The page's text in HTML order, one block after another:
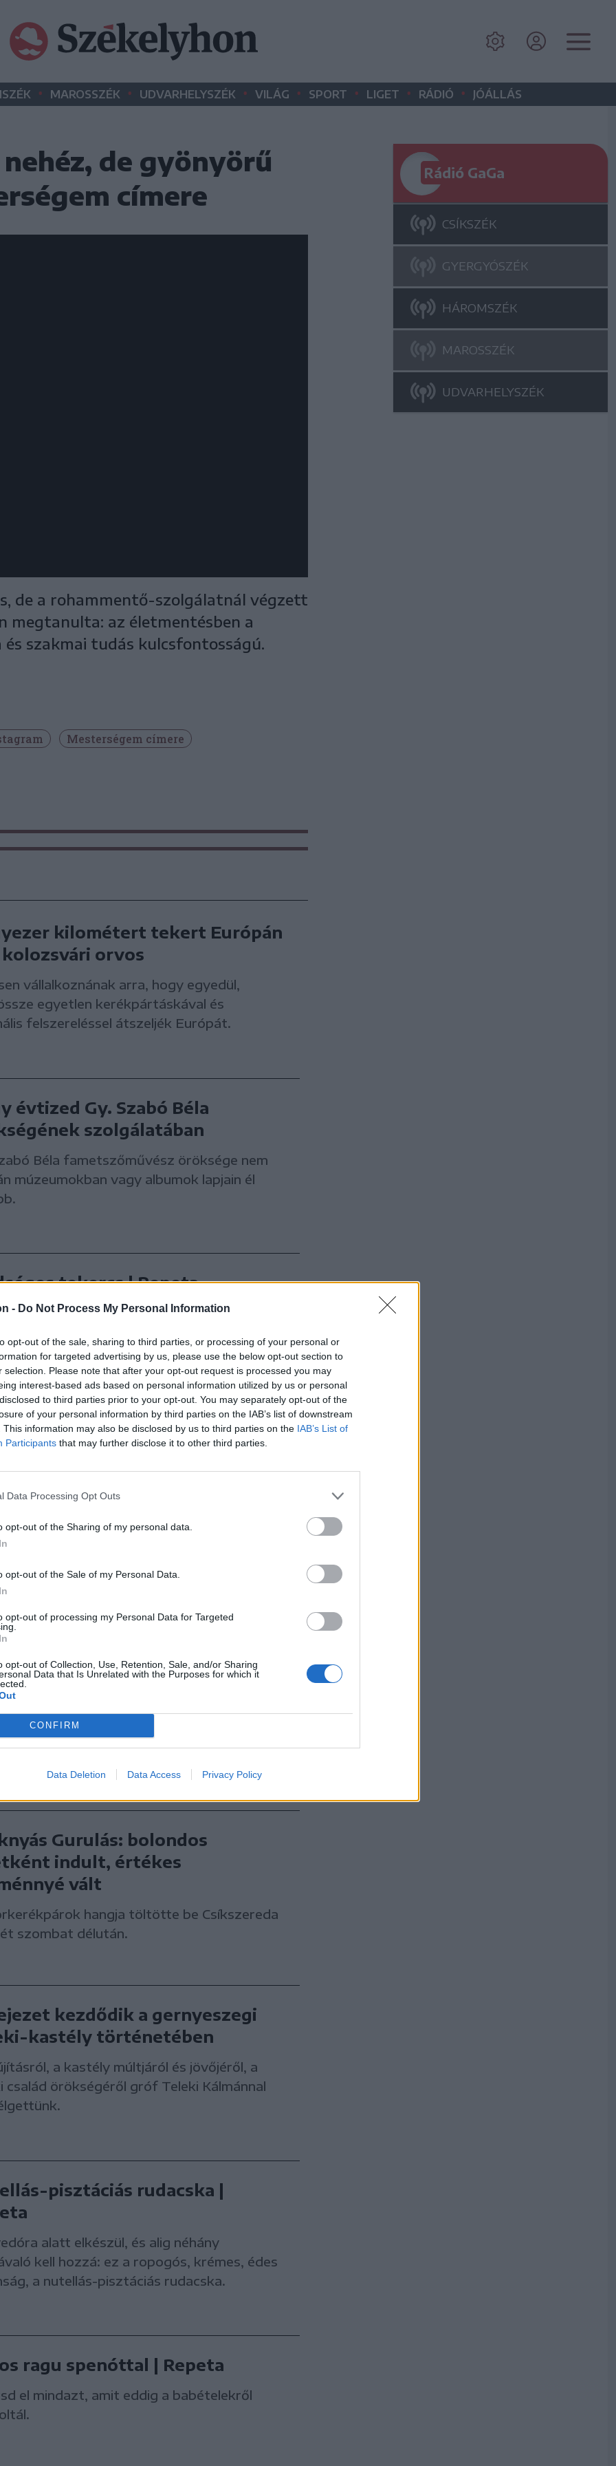
- Do Not Process My Personal Information
opt-out of the sale, sharing to third parties, or processing of your personal or
for targeted advertising by us, please use the below opt-out section to
selection. Please note that after your opt-out request is processed you may
interest-based ads based on personal information utilized by us or personal
to third parties prior to your opt-out. You may separately opt-out of the
of your personal information by third parties on the IAB’s list of downstream
This information may also be disclosed by us to third parties on the IAB’s List of
Participants that may further disclose it to other third parties.
Data Processing Opt Outs
opt-out of the Sharing of my personal data.
opt-out of the Sale of my Personal Data.
opt-out of processing my Personal Data for Targeted
opt-out of Collection, Use, Retention, Sale, and/or Sharing
Data that Is Unrelated with the Purposes for which it
CONFIRM
Data Deletion Data Access Privacy Policy
• MAROSSZÉK • UDVARHELYSZÉK • VILÁG • SPORT • LIGET • RÁDIÓ • JÓÁLLÁS
de gyönyörű
címere
de a rohammentő-szolgálatnál végzett
megtanulta: az életmentésben a
szakmai tudás kulcsfontosságú.
Mesterségem címere
Rádió GaGa
CSÍKSZÉK
GYERGYÓSZÉK
HÁROMSZÉK
MAROSSZÉK
UDVARHELYSZÉK
kilométert tekert Európán
kolozsvári orvos
vállalkoznának arra, hogy egyedül,
egyetlen kerékpártáskával és
felszereléssel átszeljék Európát.
évtized Gy. Szabó Béla
szolgálatában
Béla fametszőművész öröksége nem
múzeumokban vagy albumok lapjain él
tekercs | Repeta
tavaszi tekercs a távol-keleti
Módi testvérek ma már
hektárnyi földön gazdálkodnak, és
eurós sertéstelep építésével készülnek
saját terményeiket helyben dolgozzák
leves | Repeta
kovászos uborkaleves a nyári napok
meglepetése.
Gurulás: bolondos
indult, értékes
vált
hangja töltötte be Csíkszereda
szombat délután.
kezdődik a gernyeszegi
kastély történetében
a kastély múltjáról és jövőjéről, a
család örökségéről gróf Teleki Kálmánnal
pisztáciás rudacska |
alatt elkészül, és alig néhány
kell hozzá: ez a ropogós, krémes, édes
a nutellás-pisztáciás rudacska.
ragu spenóttal | Repeta
el mindazt, amit eddig a babételekről